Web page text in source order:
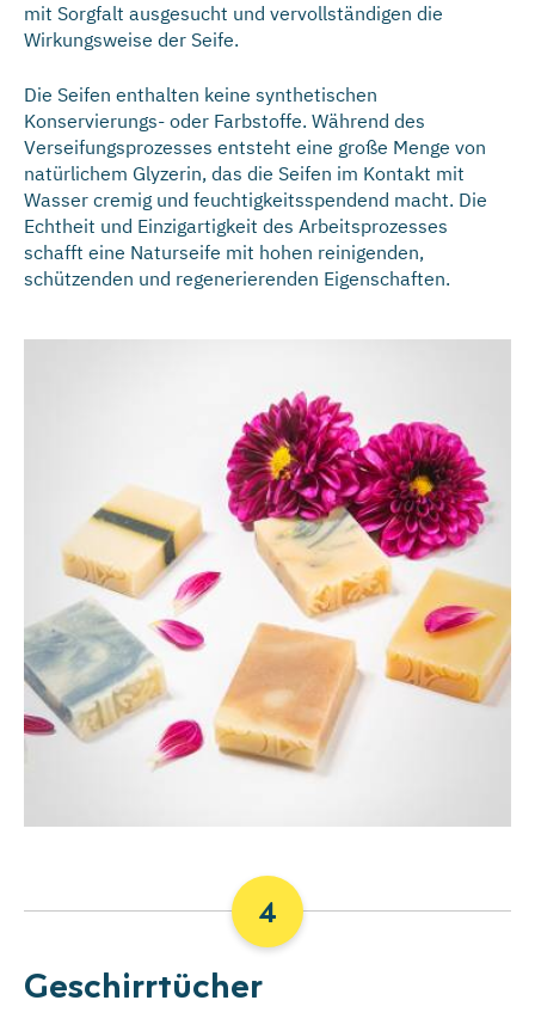
mit Sorgfalt ausgesucht und vervollständigen die
Wirkungsweise der Seife.
Die Seifen enthalten keine synthetischen
Konservierungs- oder Farbstoffe. Während des
Verseifungsprozesses entsteht eine große Menge von
natürlichem Glyzerin, das die Seifen im Kontakt mit
Wasser cremig und feuchtigkeitsspendend macht. Die
Echtheit und Einzigartigkeit des Arbeitsprozesses
schafft eine Naturseife mit hohen reinigenden,
schützenden und regenerierenden Eigenschaften.
Geschirrtücher